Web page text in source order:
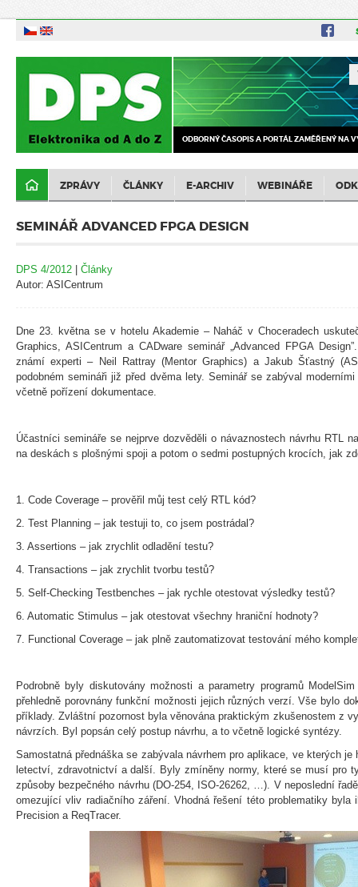
ODBORNÝ ČASOPIS A PORTÁL ZAMĚŘENÝ NA
ZPRÁVY ČLÁNKY E-ARCHIV WEBINÁŘE
SEMINÁŘ ADVANCED FPGA DESIGN
DPS 4/2012 | Články
Autor: ASICentrum
Dne 23. května se v hotelu Akademie – Naháč v Choceradech
Graphics, ASICentrum a CADware seminář „Advanced FPGA
známí experti – Neil Rattray (Mentor Graphics) a Jakub Šťastný
podobném semináři již před dvěma lety. Seminář se zabýval
včetně pořízení dokumentace.
Účastníci semináře se nejprve dozvěděli o návaznostech návrhu RTL
na deskách s plošnými spoji a potom o sedmi postupných krocích, jak
1. Code Coverage – prověřil můj test celý RTL kód?
2. Test Planning – jak testuji to, co jsem postrádal?
3. Assertions – jak zrychlit odladění testu?
4. Transactions – jak zrychlit tvorbu testů?
5. Self-Checking Testbenches – jak rychle otestovat výsledky testů?
6. Automatic Stimulus – jak otestovat všechny hraniční hodnoty?
7. Functional Coverage – jak plně zautomatizovat testování mého
Podrobně byly diskutovány možnosti a parametry programů
přehledně porovnány funkční možnosti jejich různých verzí. Vše bylo
příklady. Zvláštní pozornost byla věnována praktickým zkušenostem z
návrzích. Byl popsán celý postup návrhu, a to včetně logické syntézy.
Samostatná přednáška se zabývala návrhem pro aplikace, ve kterých
letectví, zdravotnictví a další. Byly zmíněny normy, které se musí pro
způsoby bezpečného návrhu (DO-254, ISO-26262, …). V neposlední
omezující vliv radiačního záření. Vhodná řešení této problematiky byla
Precision a ReqTracer.